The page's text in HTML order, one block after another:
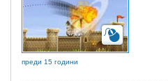
преди 15 години